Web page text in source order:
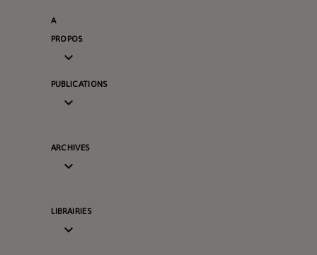
A
PROPOS

PUBLICATIONS

ARCHIVES

LIBRAIRIES
